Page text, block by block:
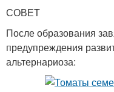
СОВЕТ
После образования
предупреждения
альтернариоза: